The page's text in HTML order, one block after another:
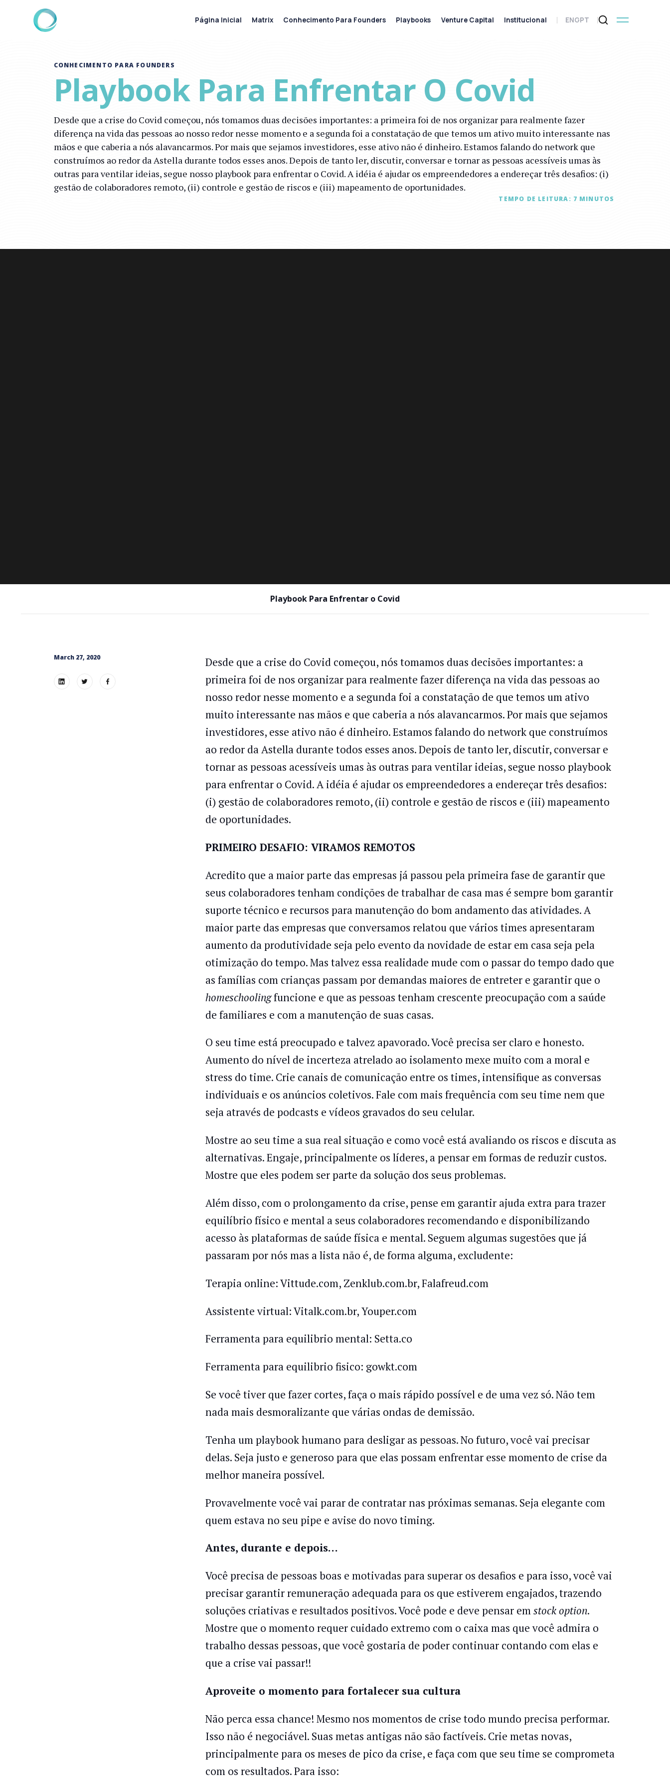
CONHECIMENTO PARA FOUNDERS
Playbook Para Enfrentar O Covid
Desde que a crise do Covid começou, nós tomamos duas decisões importantes: a primeira foi de nos organizar para realmente fazer
diferença na vida das pessoas ao nosso redor nesse momento e a segunda foi a constatação de que temos um ativo muito interessante nas
mãos e que caberia a nós alavancarmos. Por mais que sejamos investidores, esse ativo não é dinheiro. Estamos falando do network que
construímos ao redor da Astella durante todos esses anos. Depois de tanto ler, discutir, conversar e tornar as pessoas acessíveis umas às
outras para ventilar ideias, segue nosso playbook para enfrentar o Covid. A idéia é ajudar os empreendedores a endereçar três desafios: (i)
gestão de colaboradores remoto, (ii) controle e gestão de riscos e (iii) mapeamento de oportunidades.
TEMPO DE LEITURA: 7 MINUTOS
Playbook Para Enfrentar o Covid
March 27, 2020
Desde que a crise do Covid começou, nós tomamos duas decisões importantes: a
primeira foi de nos organizar para realmente fazer diferença na vida das pessoas ao
nosso redor nesse momento e a segunda foi a constatação de que temos um ativo
muito interessante nas mãos e que caberia a nós alavancarmos. Por mais que sejamos
investidores, esse ativo não é dinheiro. Estamos falando do network que construímos
ao redor da Astella durante todos esses anos. Depois de tanto ler, discutir, conversar e
tornar as pessoas acessíveis umas às outras para ventilar ideias, segue nosso playbook
para enfrentar o Covid. A idéia é ajudar os empreendedores a endereçar três desafios:
(i) gestão de colaboradores remoto, (ii) controle e gestão de riscos e (iii) mapeamento
de oportunidades.
PRIMEIRO DESAFIO: VIRAMOS REMOTOS
Acredito que a maior parte das empresas já passou pela primeira fase de garantir que
seus colaboradores tenham condições de trabalhar de casa mas é sempre bom garantir
suporte técnico e recursos para manutenção do bom andamento das atividades. A
maior parte das empresas que conversamos relatou que vários times apresentaram
aumento da produtividade seja pelo evento da novidade de estar em casa seja pela
otimização do tempo. Mas talvez essa realidade mude com o passar do tempo dado que
as famílias com crianças passam por demandas maiores de entreter e garantir que o
homeschoolingfuncione e que as pessoas tenham crescente preocupação com a saúde
de familiares e com a manutenção de suas casas.
O seu time está preocupado e talvez apavorado. Você precisa ser claro e honesto.
Aumento do nível de incerteza atrelado ao isolamento mexe muito com a moral e
stress do time. Crie canais de comunicação entre os times, intensifique as conversas
individuais e os anúncios coletivos. Fale com mais frequência com seu time nem que
seja através de podcasts e vídeos gravados do seu celular.
Mostre ao seu time a sua real situação e como você está avaliando os riscos e discuta as
alternativas. Engaje, principalmente os líderes, a pensar em formas de reduzir custos.
Mostre que eles podem ser parte da solução dos seus problemas.
Além disso, com o prolongamento da crise, pense em garantir ajuda extra para trazer
equilíbrio físico e mental a seus colaboradores recomendando e disponibilizando
acesso às plataformas de saúde física e mental. Seguem algumas sugestões que já
passaram por nós mas a lista não é, de forma alguma, excludente:
Terapia online: Vittude.com, Zenklub.com.br, Falafreud.com
Assistente virtual: Vitalk.com.br, Youper.com
Ferramenta para equilibrio mental: Setta.co
Ferramenta para equilibrio fisico: gowkt.com
Se você tiver que fazer cortes, faça o mais rápido possível e de uma vez só. Não tem
nada mais desmoralizante que várias ondas de demissão.
Tenha um playbook humano para desligar as pessoas. No futuro, você vai precisar
delas. Seja justo e generoso para que elas possam enfrentar esse momento de crise da
melhor maneira possível.
Provavelmente você vai parar de contratar nas próximas semanas. Seja elegante com
quem estava no seu pipe e avise do novo timing.
Antes, durante e depois…
Você precisa de pessoas boas e motivadas para superar os desafios e para isso, você vai
precisar garantir remuneração adequada para os que estiverem engajados, trazendo
soluções criativas e resultados positivos. Você pode e deve pensar emstock option.
Mostre que o momento requer cuidado extremo com o caixa mas que você admira o
trabalho dessas pessoas, que você gostaria de poder continuar contando com elas e
que a crise vai passar!!
Aproveite o momento para fortalecer sua cultura
Não perca essa chance! Mesmo nos momentos de crise todo mundo precisa performar.
Isso não é negociável. Suas metas antigas não são factíveis. Crie metas novas,
principalmente para os meses de pico da crise, e faça com que seu time se comprometa
com os resultados. Para isso:
Página Inicial Matrix Conhecimento Para Founders Playbooks Venture Capital Institucional ENGPT